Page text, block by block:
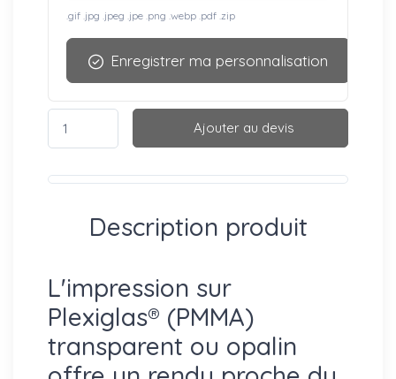
.gif .jpg .jpeg .jpe .png .webp .pdf .zip
Enregistrer ma personnalisation
Ajouter au devis
Description produit
L'impression sur
Plexiglas® (PMMA)
transparent ou opalin